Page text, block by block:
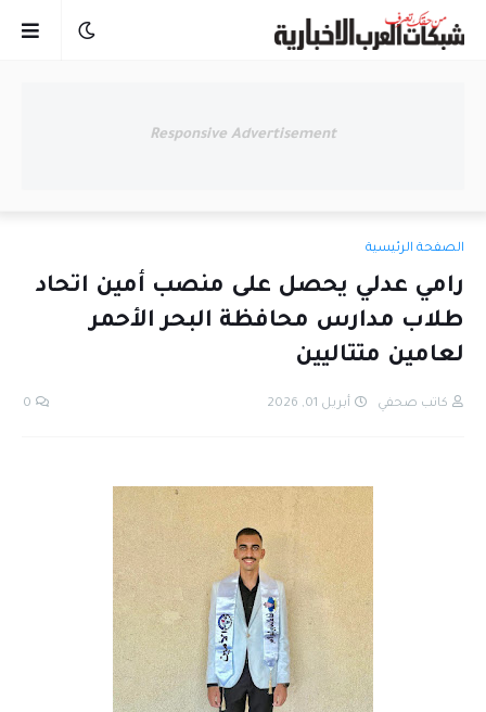
Responsive Advertisement
الصفحة الرئيسية
رامي عدلي يحصل على منصب أمين اتحاد
طلاب مدارس محافظة البحر الأحمر
لعامين متتاليين
كاتب صحفي أبريل 01, 2026 0